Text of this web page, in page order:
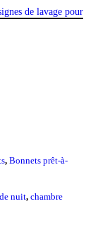
de lavage pour
, Bonnets prêt-à-
nuit, chambre